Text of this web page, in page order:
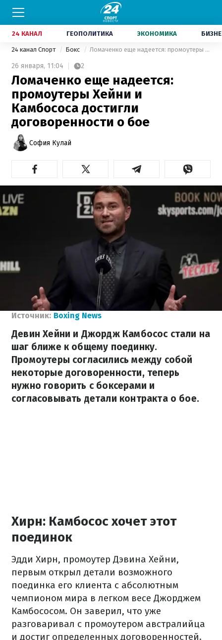
24 КАНАЛ ГЕОПОЛИТИКА ЭКОНОМИКА
24 канал Спорт Бокс Ломаченко еще надеется: промоутеры Хейни и Камбососа достигли договоренности о бое
26 января, 11:04 2
Ломаченко еще надеется:
промоутеры Хейни и
Камбососа достигли
договоренности о бое
София Кулай
Источник: Boxing News
Девин Хейни и Джордж Камбосос стали на
шаг ближе к общему поединку.
Промоутеры согласились между собой
некоторые договоренности, теперь
нужно говорить с боксерами и
согласовывать детали контракта о бое.
Хирн: Камбосос хочет этот
поединок
Эдди Хирн, промоутер Дэвина Хейни,
первым открыл детали возможного
поединка его клиента с абсолютным
чемпионом мира в легком весе Джорджем
Камбососом. Он заверил, что уже
разговаривал с промоутером австралийца
и достиг определенных договоренностей.